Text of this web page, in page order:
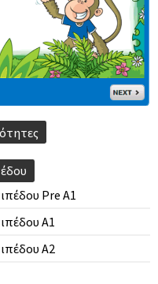
Pre A1
A1
A2